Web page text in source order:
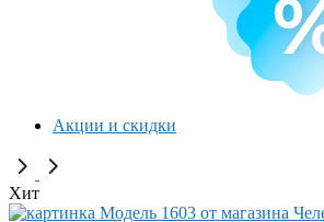
Акции и скидки
Хит